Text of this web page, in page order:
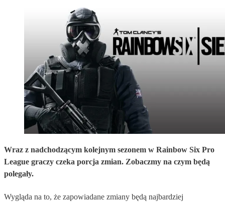
Wraz z nadchodzącym kolejnym sezonem w Rainbow Six Pro
League graczy czeka porcja zmian. Zobaczmy na czym będą
polegały.
Wygląda na to, że zapowiadane zmiany będą najbardziej